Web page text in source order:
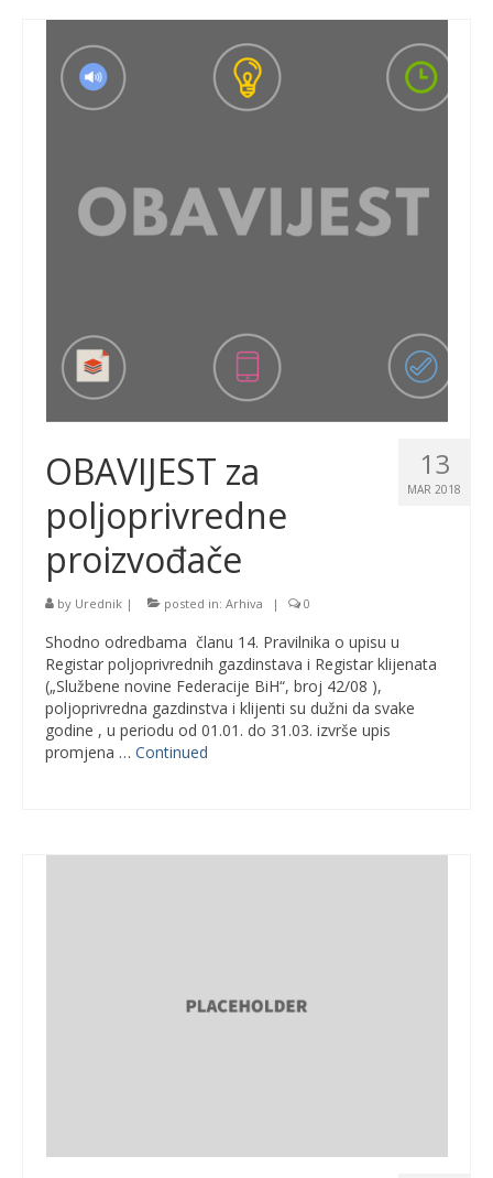
13
MAR 2018
OBAVIJEST za
poljoprivredne
proizvođače
by Urednik | posted in: Arhiva | 0
Shodno odredbama članu 14. Pravilnika o upisu u
Registar poljoprivrednih gazdinstava i Registar klijenata
(„Službene novine Federacije BiH“, broj 42/08 ),
poljoprivredna gazdinstva i klijenti su dužni da svake
godine , u periodu od 01.01. do 31.03. izvrše upis
promjena … Continued